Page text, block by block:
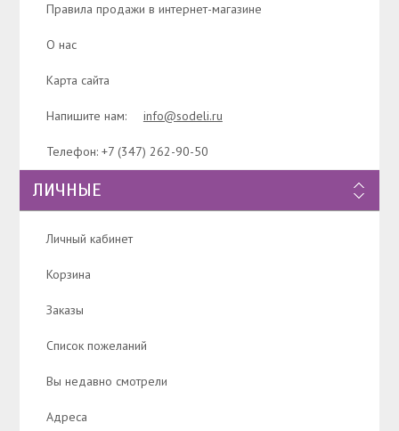
Правила продажи в интернет-магазине
О нас
Карта сайта
Напишите нам: info@sodeli.ru
Телефон: +7 (347) 262-90-50
ЛИЧНЫЕ
Личный кабинет
Корзина
Заказы
Список пожеланий
Вы недавно смотрели
Адреса